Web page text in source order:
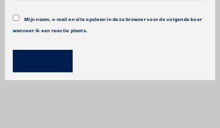
Mijn naam, e-mail en site opslaan in deze browser voor de volgende keer
wanneer ik een reactie plaats.